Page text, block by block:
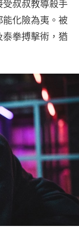
叔叔教導殺手
化險為夷。被
拳搏擊術，猶